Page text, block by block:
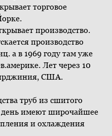
торговое
производство.
производство
а в 1969 году там уже
Лет через 10
США.
труб из сшитого
день имеют широчайшее
и охлаждения